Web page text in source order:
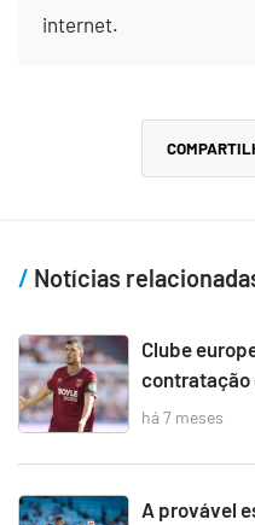
internet.
Notícias
Clube
contratação
há 7 meses
A provável